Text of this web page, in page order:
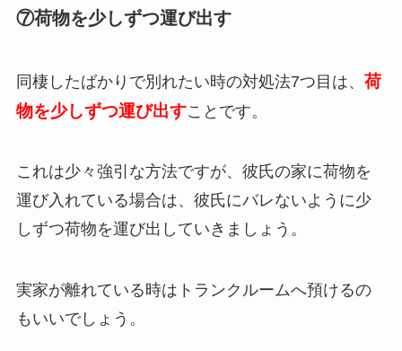
⑦荷物を少しずつ運び出す
同棲したばかりで別れたい時の対処法7つ目は、 荷
物を少しずつ運び出すことです。
これは少々強引な方法ですが、彼氏の家に荷物を
運び入れている場合は、彼氏にバレないように少
しずつ荷物を運び出していきましょう。
実家が離れている時はトランクルームへ預けるの
もいいでしょう。